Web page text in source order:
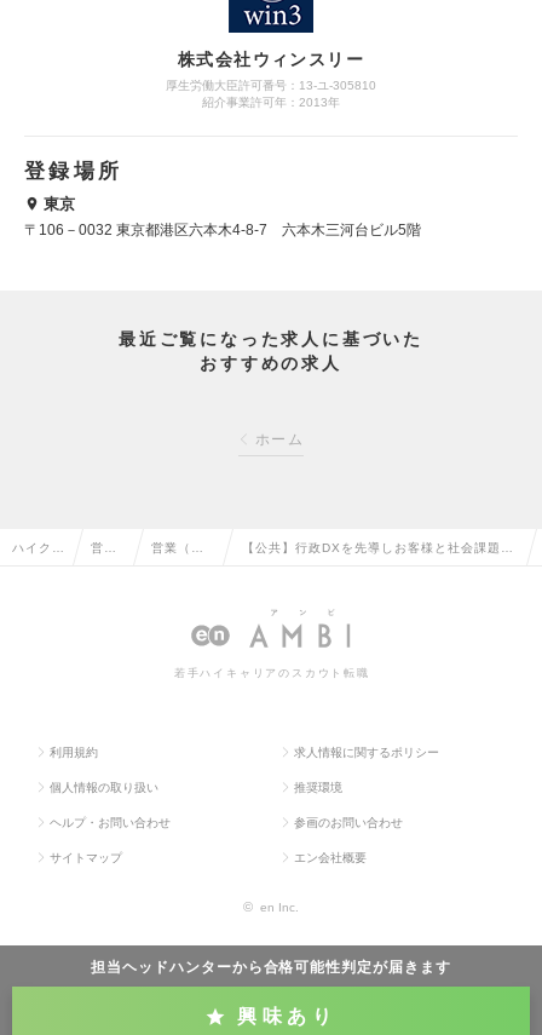
株式会社ウィンスリー
厚生労働大臣許可番号：13-ユ-305810
紹介事業許可年：2013年
登録場所
東京
〒106－0032 東京都港区六本木4-8-7 六本木三河台ビル5階
最近ご覧になった求人に基づいた
おすすめの求人
ホーム
担当ヘッドハンターから合格可能性判定が届きます
興味あり
ハイクラ 営業 営業（法 【公共】行政DXを先導しお客様と社会課題解
営業の求人情報
若手ハイキャリアのスカウト転職
利用規約 求人情報に関するポリシー
個人情報の取り扱い 推奨環境
ヘルプ・お問い合わせ 参画のお問い合わせ
サイトマップ エン会社概要
© en Inc.